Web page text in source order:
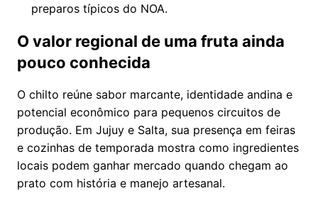
preparos típicos do NOA.
O valor regional de uma fruta ainda
pouco conhecida
O chilto reúne sabor marcante, identidade andina e
potencial econômico para pequenos circuitos de
produção. Em Jujuy e Salta, sua presença em feiras
e cozinhas de temporada mostra como ingredientes
locais podem ganhar mercado quando chegam ao
prato com história e manejo artesanal.